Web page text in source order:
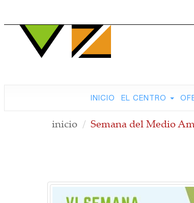
INICIO EL CENTRO
inicio Semana del Medio